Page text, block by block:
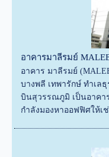
อาคารมาลีรมย์
อาคาร มาลีรมย์
บางพลี เทพารักษ์ ทำเล
บินสุวรรณภูมิ เป็นอาคา
กำลังมองหาออฟฟิศให้เ